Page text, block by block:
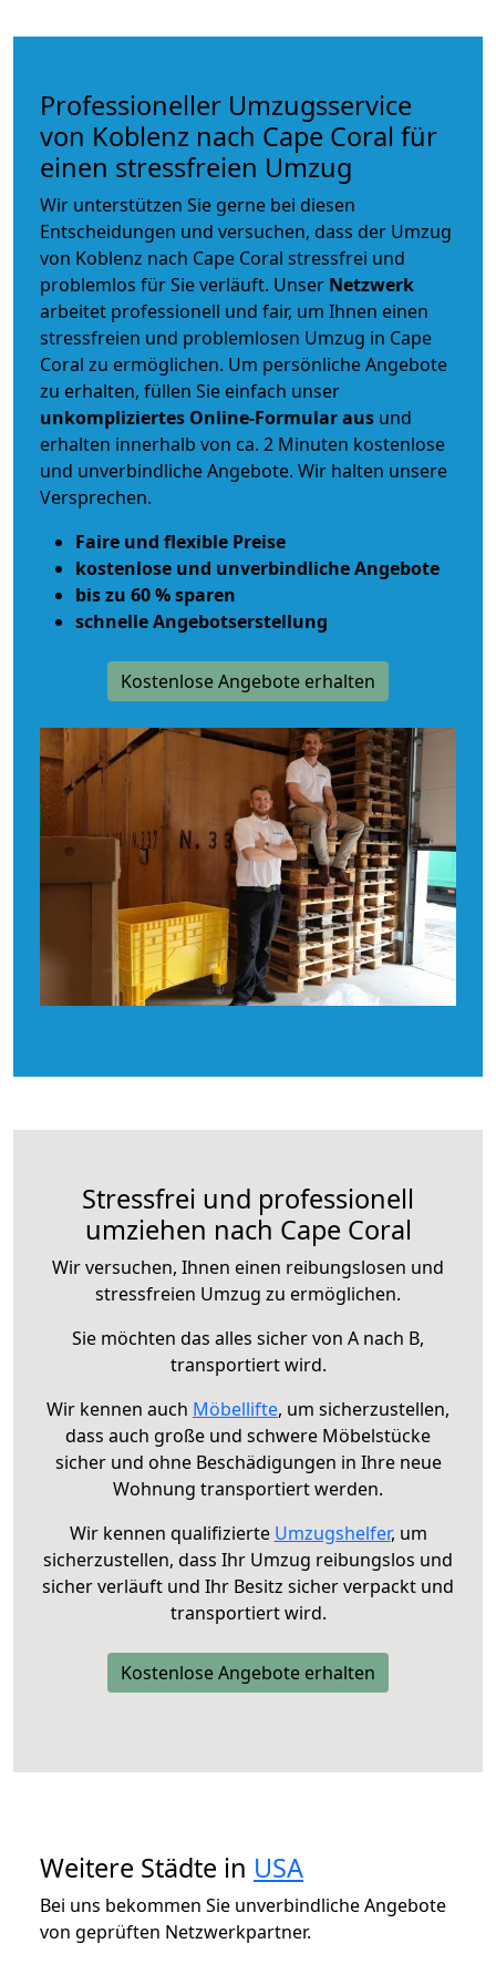
Professioneller Umzugsservice
von Koblenz nach Cape Coral für
einen stressfreien Umzug
Wir unterstützen Sie gerne bei diesen
Entscheidungen und versuchen, dass der Umzug
von Koblenz nach Cape Coral stressfrei und
problemlos für Sie verläuft. Unser Netzwerk
arbeitet professionell und fair, um Ihnen einen
stressfreien und problemlosen Umzug in Cape
Coral zu ermöglichen. Um persönliche Angebote
zu erhalten, füllen Sie einfach unser
unkompliziertes Online-Formular aus und
erhalten innerhalb von ca. 2 Minuten kostenlose
und unverbindliche Angebote. Wir halten unsere
Versprechen.
Faire und flexible Preise
kostenlose und unverbindliche Angebote
bis zu 60 % sparen
schnelle Angebotserstellung
Kostenlose Angebote erhalten
Stressfrei und professionell
umziehen nach Cape Coral
Wir versuchen, Ihnen einen reibungslosen und
stressfreien Umzug zu ermöglichen.
Sie möchten das alles sicher von A nach B,
transportiert wird.
Wir kennen auch Möbellifte, um sicherzustellen,
dass auch große und schwere Möbelstücke
sicher und ohne Beschädigungen in Ihre neue
Wohnung transportiert werden.
Wir kennen qualifizierte Umzugshelfer, um
sicherzustellen, dass Ihr Umzug reibungslos und
sicher verläuft und Ihr Besitz sicher verpackt und
transportiert wird.
Kostenlose Angebote erhalten
Weitere Städte in USA
Bei uns bekommen Sie unverbindliche Angebote
von geprüften Netzwerkpartner.